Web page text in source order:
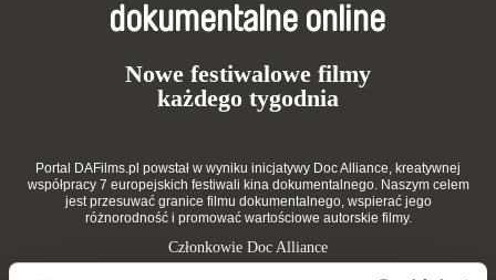
dokumentalne online
Nowe festiwalowe filmy
każdego tygodnia
Portal DAFilms.pl powstał w wyniku inicjatywy Doc Alliance, kreatywnej
współpracy 7 europejskich festiwali kina dokumentalnego. Naszym celem
jest przesuwać granice filmu dokumentalnego, wspierać jego
różnorodność i promować wartościowe autorskie filmy.
Członkowie Doc Alliance